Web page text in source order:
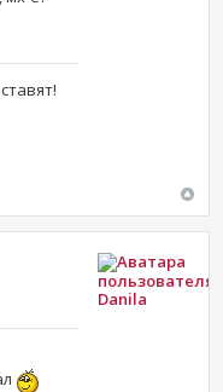
Danila